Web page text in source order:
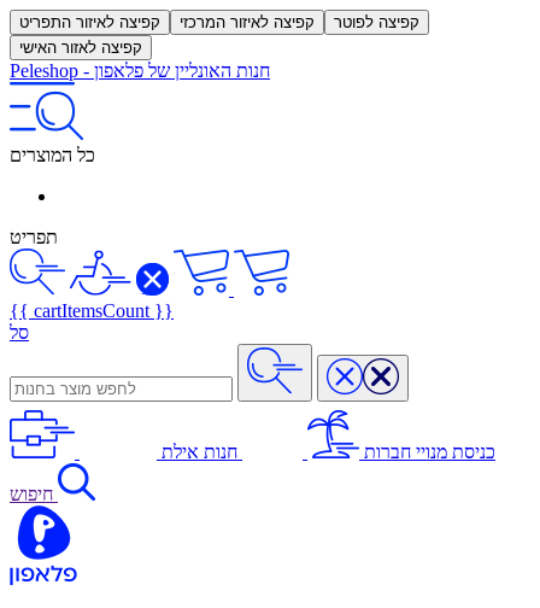
קפיצה לאיזור התפריט קפיצה לאיזור המרכזי
קפיצה לפוטר
קפיצה לאזור האישי
Peleshop - חנות האונליין של פלאפון
כל המוצרים
תפריט
{{ cartItemsCount }}
סל
כניסת מנויי חברות חנות אילת
חיפוש